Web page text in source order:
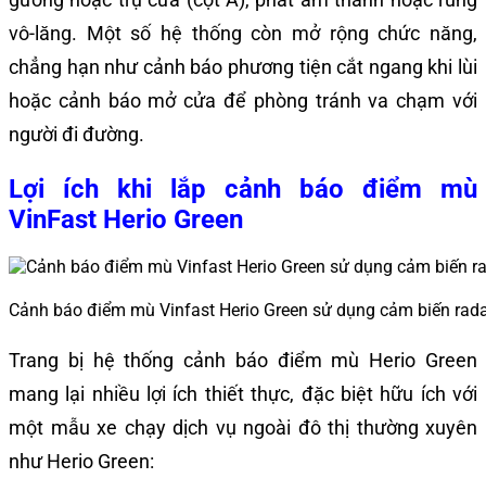
vô-lăng. Một số hệ thống còn mở rộng chức năng,
chẳng hạn như cảnh báo phương tiện cắt ngang khi lùi
hoặc cảnh báo mở cửa để phòng tránh va chạm với
người đi đường.
Lợi ích khi lắp cảnh báo điểm mù
VinFast Herio Green
Cảnh báo điểm mù Vinfast Herio Green sử dụng cảm biến
Trang bị hệ thống cảnh báo điểm mù Herio Green
mang lại nhiều lợi ích thiết thực, đặc biệt hữu ích với
một mẫu xe chạy dịch vụ ngoài đô thị thường xuyên
như Herio Green: